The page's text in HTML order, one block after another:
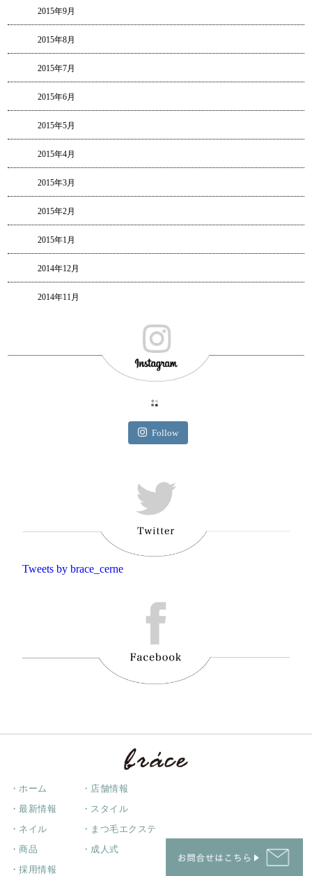
2015年9月
2015年8月
2015年7月
2015年6月
2015年5月
2015年4月
2015年3月
2015年2月
2015年1月
2014年12月
2014年11月
Follow
Tweets by brace_cerne
・ホーム ・店舗情報
・最新情報 ・スタイル
・ネイル ・まつ毛エクステ
・商品 ・成人式
・採用情報